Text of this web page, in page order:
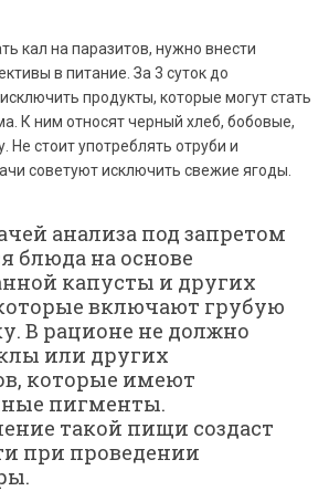
кал на паразитов, нужно внести
в питание. За 3 суток до
продукты, которые могут стать
К ним относят черный хлеб, бобовые,
стоит употреблять отруби и
советуют исключить свежие ягоды.
анализа под запретом
блюда на основе
капусты и других
включают грубую
В рационе не должно
или других
которые имеют
пигменты.
такой пищи создаст
при проведении